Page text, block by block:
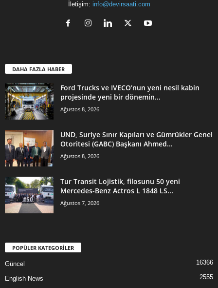
İletişim: info@devirsaati.com
DAHA FAZLA HABER
Ford Trucks ve IVECO’nun yeni nesil kabin
projesinde yeni bir dönemin...
Ağustos 8, 2026
UND, Suriye Sınır Kapıları ve Gümrükler Genel
Otoritesi (GABC) Başkanı Ahmed...
Ağustos 8, 2026
Tur Transit Lojistik, filosunu 50 yeni
Mercedes-Benz Actros L 1848 LS...
Ağustos 7, 2026
POPÜLER KATEGORİLER
Güncel 16366
English News 2555